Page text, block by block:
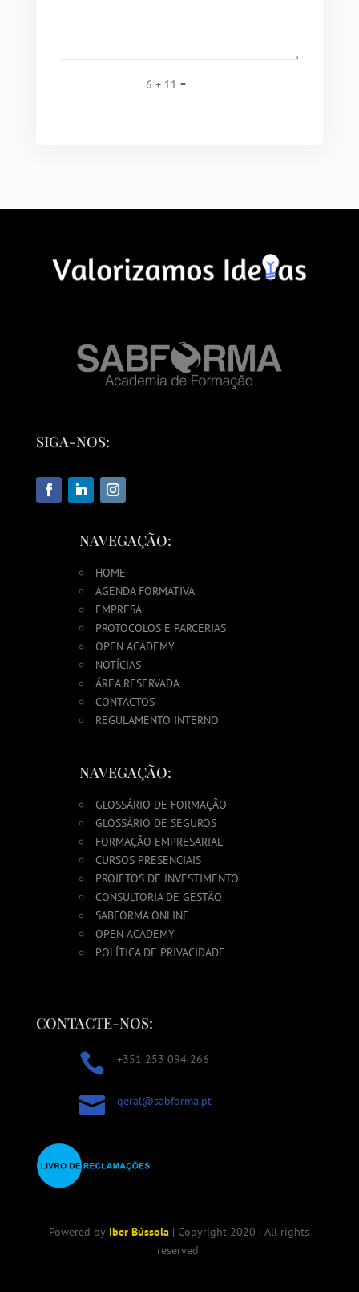
6 + 11 =
SIGA-NOS:
NAVEGAÇÃO:
HOME
AGENDA FORMATIVA
EMPRESA
PROTOCOLOS E PARCERIAS
OPEN ACADEMY
NOTÍCIAS
ÁREA RESERVADA
CONTACTOS
REGULAMENTO INTERNO
NAVEGAÇÃO:
GLOSSÁRIO DE FORMAÇÃO
GLOSSÁRIO DE SEGUROS
FORMAÇÃO EMPRESARIAL
CURSOS PRESENCIAIS
PROJETOS DE INVESTIMENTO
CONSULTORIA DE GESTÃO
SABFORMA ONLINE
OPEN ACADEMY
POLÍTICA DE PRIVACIDADE
CONTACTE-NOS:
 +351 253 094 266
 geral@sabforma.pt
Powered by Iber Bússola | Copyright 2020 | All rights
reserved.